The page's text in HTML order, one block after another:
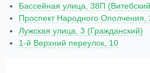
Бассейная улица, 38П
Проспект Народного Ополчения,
Лужская улица, 3 (Гражданский)
1-й Верхний переулок, 10